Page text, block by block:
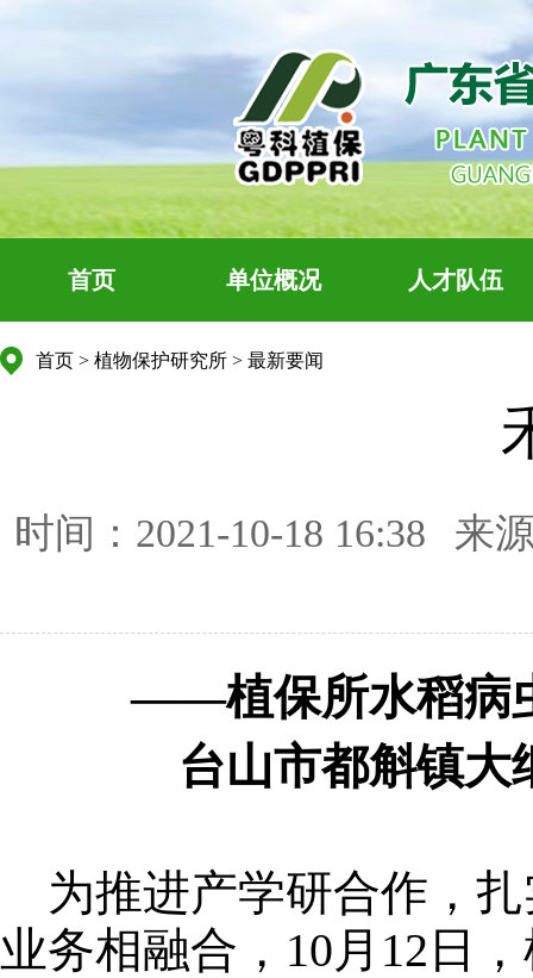
首页 单位概况 人才队伍
首页 > 植物保护研究所 > 最新要闻
时间：2021-10-18 16:38 来
——植保所水稻病
台山市都斛镇大纲
为推进产学研合作，扎
业务相融合，10月12日